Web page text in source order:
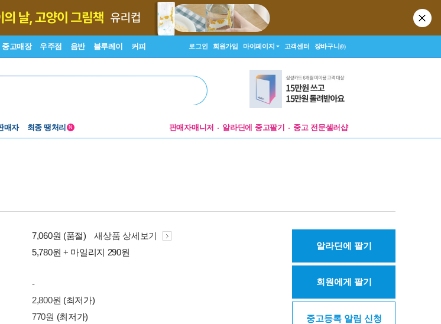
중고매장 우주점 음반 블루레이 커피 로그인 회원가입 마이페이지 고객센터 장바구니(0)
매자 최종 땡처리 N 판매자매니저 알라딘에 중고팔기 중고 전문셀러샵
7,060원 (품절)
새상품 상세보기
5,780원 + 마일리지 290원
-
2,800원 (최저가)
770원 (최저가)
알라딘에 팔기
회원에게 팔기
중고등록 알림 신청